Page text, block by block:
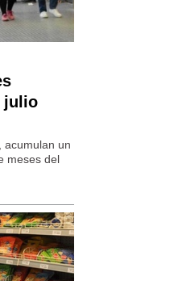
julio
acumulan un
meses del